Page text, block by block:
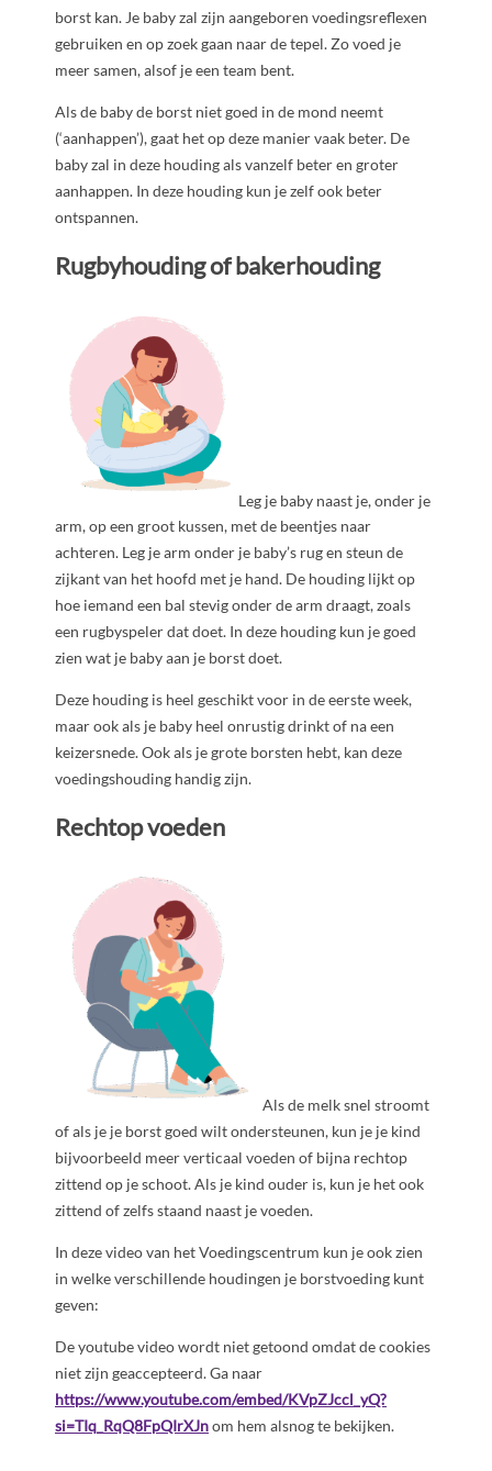
borst kan. Je baby zal zijn aangeboren voedingsreflexen
gebruiken en op zoek gaan naar de tepel. Zo voed je
meer samen, alsof je een team bent.
Als de baby de borst niet goed in de mond neemt
(‘aanhappen’), gaat het op deze manier vaak beter. De
baby zal in deze houding als vanzelf beter en groter
aanhappen. In deze houding kun je zelf ook beter
ontspannen.
Rugbyhouding of bakerhouding
Leg je baby naast je, onder je
arm, op een groot kussen, met de beentjes naar
achteren. Leg je arm onder je baby’s rug en steun de
zijkant van het hoofd met je hand. De houding lijkt op
hoe iemand een bal stevig onder de arm draagt, zoals
een rugbyspeler dat doet. In deze houding kun je goed
zien wat je baby aan je borst doet.
Deze houding is heel geschikt voor in de eerste week,
maar ook als je baby heel onrustig drinkt of na een
keizersnede. Ook als je grote borsten hebt, kan deze
voedingshouding handig zijn.
Rechtop voeden
Als de melk snel stroomt
of als je je borst goed wilt ondersteunen, kun je je kind
bijvoorbeeld meer verticaal voeden of bijna rechtop
zittend op je schoot. Als je kind ouder is, kun je het ook
zittend of zelfs staand naast je voeden.
In deze video van het Voedingscentrum kun je ook zien
in welke verschillende houdingen je borstvoeding kunt
geven:
De youtube video wordt niet getoond omdat de cookies
niet zijn geaccepteerd. Ga naar
https://www.youtube.com/embed/KVpZJccl_yQ?
si=TIq_RqQ8FpQIrXJnom hem alsnog te bekijken.